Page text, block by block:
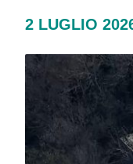
2 LUGLIO